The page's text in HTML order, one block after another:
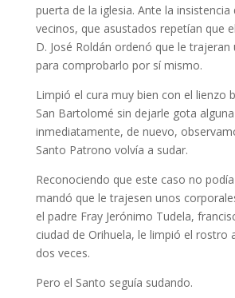
puerta de la iglesia. Ante la insistencia
vecinos, que asustados repetían que
D. José Roldán ordenó que le
para comprobarlo por sí mismo.
Limpió el cura muy bien con el lienzo
San Bartolomé sin dejarle gota
inmediatamente, de nuevo,
Santo Patrono volvía a sudar.
Reconociendo que este caso no
mandó que le trajesen unos
el padre Fray Jerónimo Tudela,
ciudad de Orihuela, le limpió el rostro
dos veces.
Pero el Santo seguía sudando.